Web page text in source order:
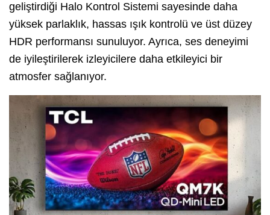
geliştirdiği Halo Kontrol Sistemi sayesinde daha
yüksek parlaklık, hassas ışık kontrolü ve üst düzey
HDR performansı sunuluyor. Ayrıca, ses deneyimi
de iyileştirilerek izleyicilere daha etkileyici bir
atmosfer sağlanıyor.